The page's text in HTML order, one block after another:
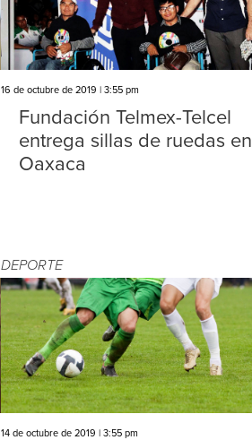
16 de octubre de 2019 | 3:55 pm
Fundación Telmex-Telcel
entrega sillas de ruedas en
Oaxaca
DEPORTE
14 de octubre de 2019 | 3:55 pm